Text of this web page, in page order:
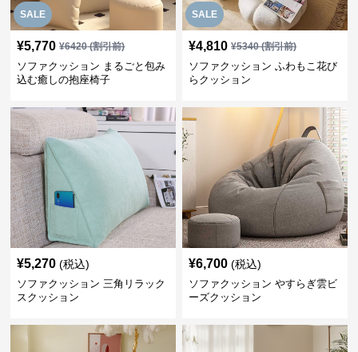
SALE
¥5,770 ¥6420(割引前)
ソファクッション まるごと包み
込む癒しの抱座椅子
SALE
¥4,810 ¥5340(割引前)
ソファクッション ふわもこ花び
らクッション
¥5,270 (税込)
ソファクッション 三角リラック
スクッション
¥6,700 (税込)
ソファクッション やすらぎ雲ビ
ーズクッション